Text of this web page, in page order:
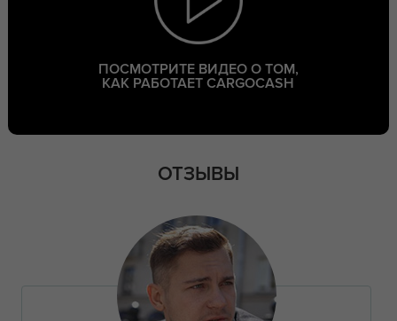
ПОСМОТРИТЕ ВИДЕО О ТОМ,
КАК РАБОТАЕТ CARGOCASH
ОТЗЫВЫ